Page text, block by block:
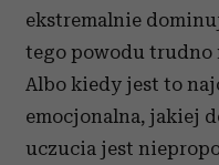
ekstremalnie
tego powodu trudno
Albo kiedy jest to
emocjonalna, jakiej
uczucia jest